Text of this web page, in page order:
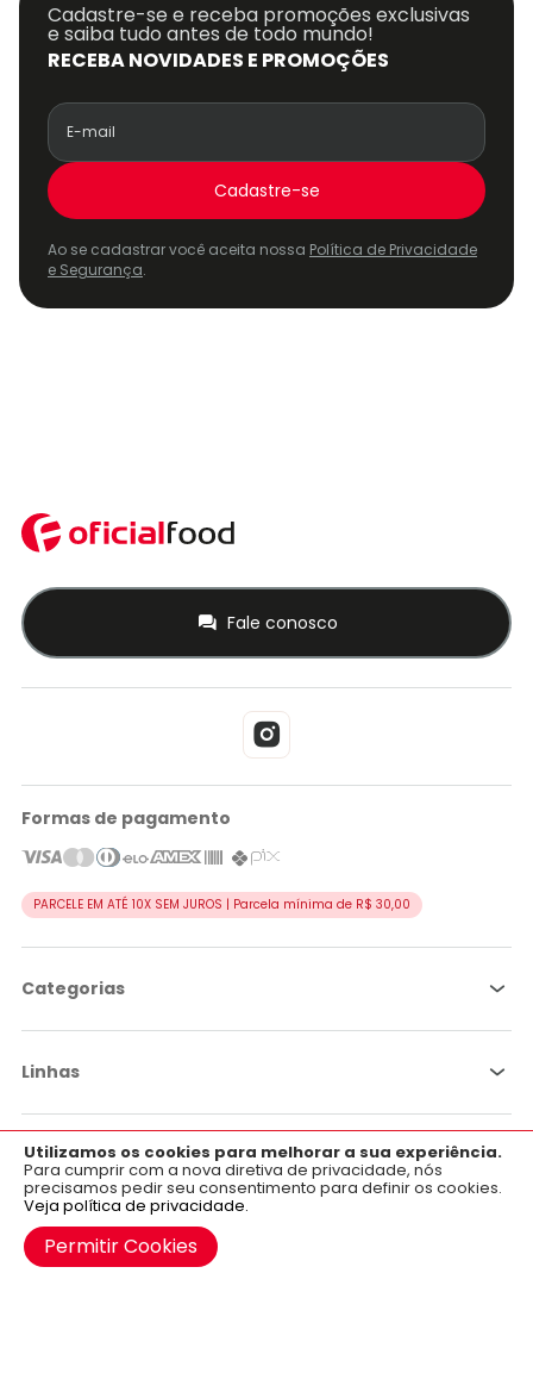
Utilizamos os cookies para melhorar a sua experiência.
Para cumprir com a nova diretiva de privacidade, nós
precisamos pedir seu consentimento para definir os cookies.
Veja política de privacidade.
Permitir Cookies
RECEBA NOVIDADES E PROMOÇÕES
Cadastre-se e receba promoções exclusivas
e saiba tudo antes de todo mundo!
Cadastre-se
Ao se cadastrar você aceita nossa Política de Privacidade
e Segurança.
Fale conosco
Formas de pagamento
PARCELE EM ATÉ 10X SEM JUROS | Parcela mínima de R$ 30,00
Categorias
Linhas
Por objetivo
Institucional
Aplicativo OficialFarma
Baixe já o nosso aplicativo para Android e iOS.
Google Play
×